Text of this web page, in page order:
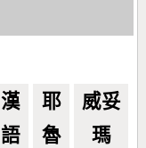
漢
語
耶
魯
威妥
瑪